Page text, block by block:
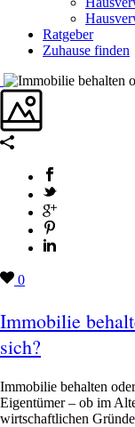
Ratgeber
Zuhause finden
0
Immobilie
sich?
Immobilie behalten
Eigentümer – ob im
wirtschaftlichen